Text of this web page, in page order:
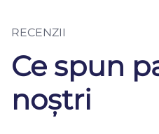
RECENZII
Ce spun
noștri